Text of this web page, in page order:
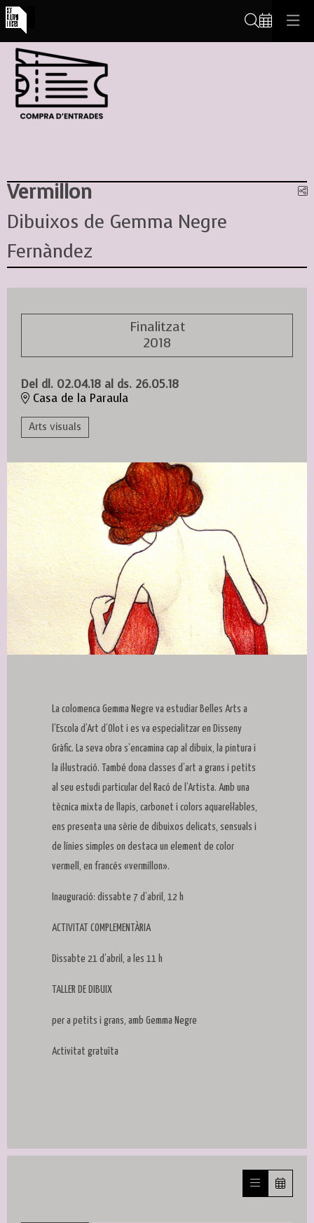
Vermillon
Dibuixos de Gemma Negre
Fernàndez
Finalitzat
2018
Del dl. 02.04.18 al ds. 26.05.18
Casa de la Paraula
Arts visuals
La colomenca Gemma Negre va estudiar Belles Arts a
l’Escola d’Art d’Olot i es va especialitzar en Disseny
Gràfic. La seva obra s’encamina cap al dibuix, la pintura i
la il·lustració. També dona classes d’art a grans i petits
al seu estudi particular del Racó de l’Artista. Amb una
tècnica mixta de llapis, carbonet i colors aquarel·lables,
ens presenta una sèrie de dibuixos delicats, sensuals i
de línies simples on destaca un element de color
vermell, en francés «vermillon».
Inauguració: dissabte 7 d’abril, 12 h
ACTIVITAT COMPLEMENTÀRIA
Dissabte 21 d’abril, a les 11 h
TALLER DE DIBUIX
per a petits i grans, amb Gemma Negre
Activitat gratuïta